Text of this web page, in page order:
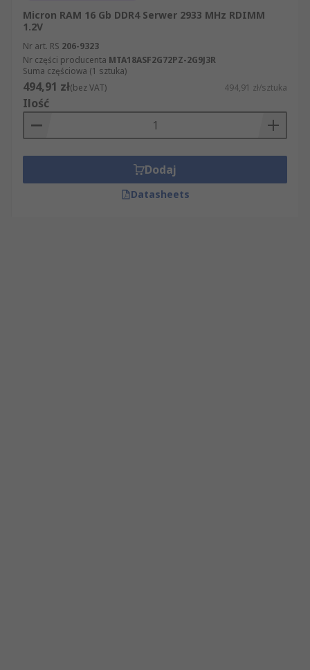
Micron RAM 16 Gb DDR4 Serwer 2933 MHz RDIMM
1.2V
Nr art. RS 206-9323
Nr części producenta MTA18ASF2G72PZ-2G9J3R
Suma częściowa (1 sztuka)
494,91 zł(bez VAT) 494,91 zł/sztuka
Ilość
Dodaj
Datasheets